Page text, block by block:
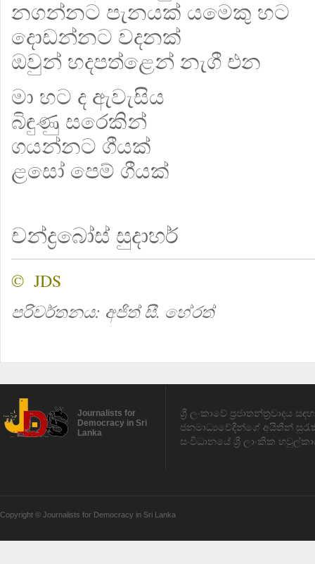
නගන්නට පැනයක් යමෙකු හට
දොඩන්නට වදනක්
ඔවුන් හදපත්ළෙන් නැගී එන
මා හට ද ඇවැසිය
බිඳුණු සරෙකින්
ගයන්නට ගීයක්
ළසෝ පෙම් ගීයක්
චන්ද්‍රබෝස් සුදාහර්
© JDS
පරිවර්තනය: අජිත් සී. හේරත්
Journalists for
Democracy in Sri
Lanka
ශ්‍රී ලංකාවේ ප්‍රජාතන්ත්‍රවාදය
ජනමාධ්‍යවේදීන්ගේ අයිතීන්
සංවිධානයේ ශ්‍රී ලාංකික
Copyright © Journalists for Democracy in Sri Lanka